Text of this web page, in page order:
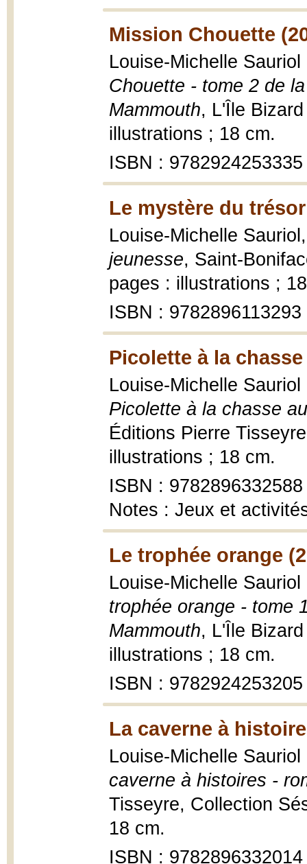
Mission Chouette
Louise-Michelle
Chouette - tome 2 de
Mammouth, L'Île
illustrations ; 18 cm.
ISBN : 9782924253335
Le mystère du
Louise-Michelle
jeunesse, Saint-
pages : illustrations ;
ISBN : 9782896113293
Picolette à la
Louise-Michelle
Picolette à la chasse
Éditions Pierre
illustrations ; 18 cm.
ISBN : 9782896332588
Notes : Jeux et
Le trophée orange
Louise-Michelle
trophée orange - tome
Mammouth, L'Île
illustrations ; 18 cm.
ISBN : 9782924253205
La caverne à
Louise-Michelle
caverne à histoires -
Tisseyre, Collection
18 cm.
ISBN : 9782896332014